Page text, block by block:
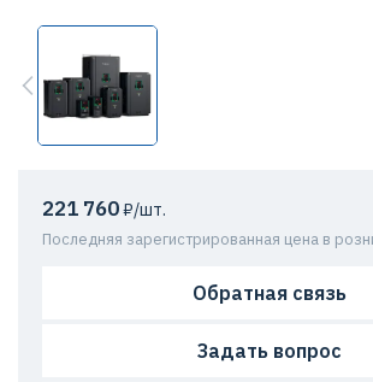
221 760₽/шт.
Последняя зарегистрированная цена в
Обратная связь
Задать вопрос